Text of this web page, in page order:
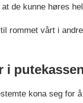
de kunne høres
rommet vårt i
i
kona seg for